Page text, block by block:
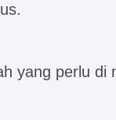
yang perlu